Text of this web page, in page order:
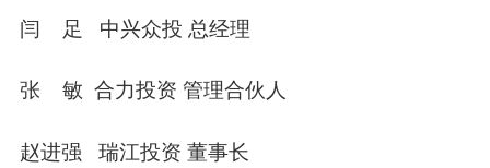
闫 足 中兴众投 总经理
张 敏 合力投资 管理合伙人
赵进强 瑞江投资 董事长